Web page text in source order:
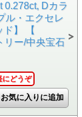
0.278ct, Dカラ
ル・エクセレ
ド】 【
リー/中央宝石
にどうぞ